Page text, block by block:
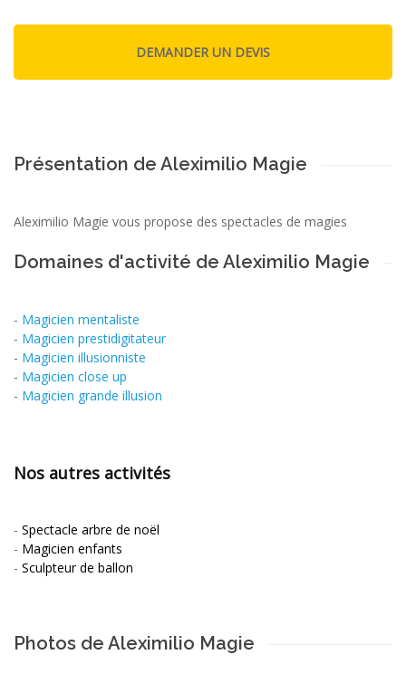
Présentation de Aleximilio Magie
Aleximilio Magie vous propose des spectacles de magies
Domaines d'activité de Aleximilio Magie
- Magicien mentaliste
- Magicien prestidigitateur
- Magicien illusionniste
- Magicien close up
- Magicien grande illusion
Nos autres activités
- Spectacle arbre de noël
- Magicien enfants
- Sculpteur de ballon
Photos de Aleximilio Magie